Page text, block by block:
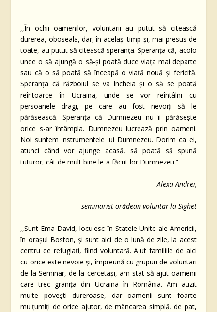
,,În ochii oamenilor, voluntarii au putut să citească
durerea, oboseala, dar, în același timp și, mai presus de
toate, au putut să citească speranța. Speranța că, acolo
unde o să ajungă o să-și poată duce viața mai departe
sau că o să poată să înceapă o viață nouă și fericită.
Speranța că războiul se va încheia și o să se poată
reîntoarce în Ucraina, unde se vor reîntâlni cu
persoanele dragi, pe care au fost nevoiți să le
părăsească. Speranța că Dumnezeu nu îi părăsește
orice s-ar întâmpla. Dumnezeu lucrează prin oameni.
Noi suntem instrumentele lui Dumnezeu. Dorim ca ei,
atunci când vor ajunge acasă, să poată să spună
tuturor, cât de mult bine le-a făcut lor Dumnezeu.”
Alexa Andrei,
seminarist orădean voluntar la Sighet
,,Sunt Ema David, locuiesc în Statele Unite ale Americii,
în orașul Boston, și sunt aici de o lună de zile, la acest
centru de refugiați, fiind voluntară. Ajut familiile de aici
cu orice este nevoie și, împreună cu grupuri de voluntari
de la Seminar, de la cercetași, am stat să ajut oamenii
care trec granița din Ucraina în România. Am auzit
multe povești dureroase, dar oamenii sunt foarte
mulțumiți de orice ajutor, de mâncarea simplă, de pat,